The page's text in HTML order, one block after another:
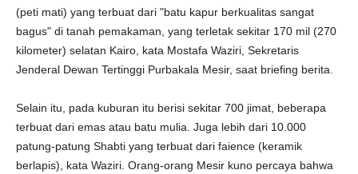
(peti mati) yang terbuat dari "batu kapur berkualitas sangat
bagus" di tanah pemakaman, yang terletak sekitar 170 mil (270
kilometer) selatan Kairo, kata Mostafa Waziri, Sekretaris
Jenderal Dewan Tertinggi Purbakala Mesir, saat briefing berita.
Selain itu, pada kuburan itu berisi sekitar 700 jimat, beberapa
terbuat dari emas atau batu mulia. Juga lebih dari 10.000
patung-patung Shabti yang terbuat dari faience (keramik
berlapis), kata Waziri. Orang-orang Mesir kuno percaya bahwa